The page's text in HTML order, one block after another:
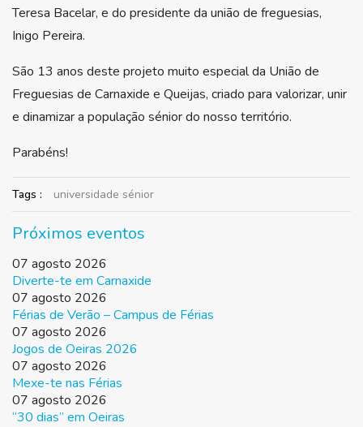
Teresa Bacelar, e do presidente da união de freguesias,
Inigo Pereira.
São 13 anos deste projeto muito especial da União de
Freguesias de Carnaxide e Queijas, criado para valorizar, unir
e dinamizar a população sénior do nosso território.
Parabéns!
Tags : universidade sénior
Próximos eventos
07 agosto 2026
Diverte-te em Carnaxide
07 agosto 2026
Férias de Verão – Campus de Férias
07 agosto 2026
Jogos de Oeiras 2026
07 agosto 2026
Mexe-te nas Férias
07 agosto 2026
“30 dias” em Oeiras